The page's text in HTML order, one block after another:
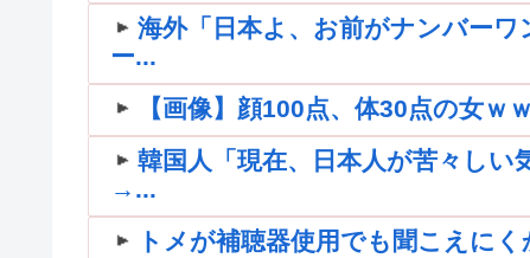
海外「日本よ、お前がナンバー
ー...
【画像】顔100点、体30点の女ｗ
韓国人「現在、日本人が苦々し
→...
トメが補聴器使用でも聞こえに